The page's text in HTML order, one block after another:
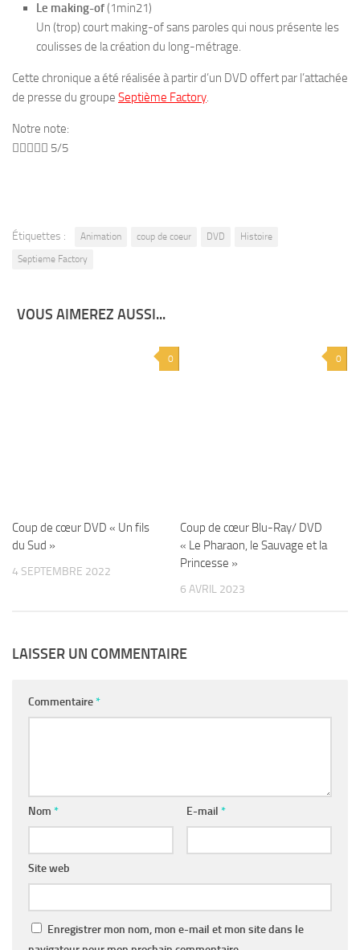
Le making-of(1min21)
Un (trop) court making-of sans paroles qui nous présente les
coulisses de la création du long-métrage.
Cette chronique a été réalisée à partir d’un DVD offert par l’attachée
de presse du groupe Septième Factory.
Notre note:
 5/5
Étiquettes : Animation coup de coeur DVD
Histoire
Septieme Factory
VOUS AIMEREZ AUSSI...
0
Coup de cœur DVD « Un fils
du Sud »
4 SEPTEMBRE 2022
0
Coup de cœur Blu-Ray/ DVD
« Le Pharaon, le Sauvage et la
Princesse »
6 AVRIL 2023
LAISSER UN COMMENTAIRE
Commentaire*
Nom * E-mail *
Site web
Enregistrer mon nom, mon e-mail et mon site dans le